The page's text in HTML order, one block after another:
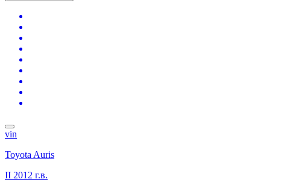
vin
Toyota Auris
II 2012 г.в.